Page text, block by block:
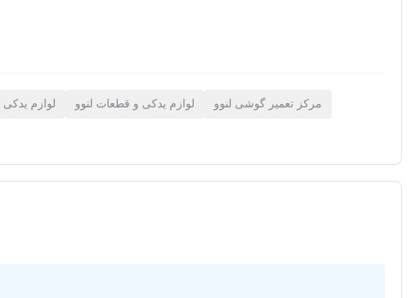
لوازم لوازم یدکی و قطعات لنوو مرکز تعمیر گوشی لنوو